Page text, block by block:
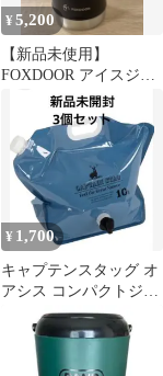
¥5,200
【新品未使用】
FOXDOOR アイスジャ
グ 水筒 グロウラー 炭
¥ 1,700
キャプテンスタッグ オ
アシス コンパクトジャ
グ 10L 3個 ウォータ
ージャグ